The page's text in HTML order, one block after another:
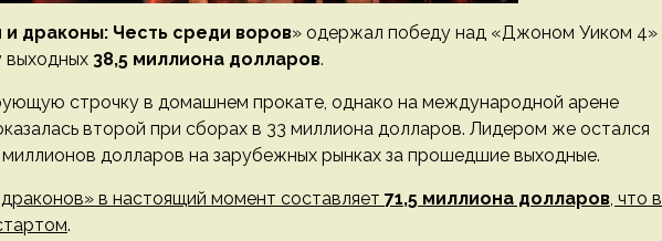
и драконы: Честь среди воров» одержал победу над «Джоном Уиком 4»
выходных 38,5 миллиона долларов.
строчку в домашнем прокате, однако на международной арене
второй при сборах в 33 миллиона долларов. Лидером же остался
миллионов долларов на зарубежных рынках за прошедшие выходные.
в настоящий момент составляет 71,5 миллиона долларов, что в
.